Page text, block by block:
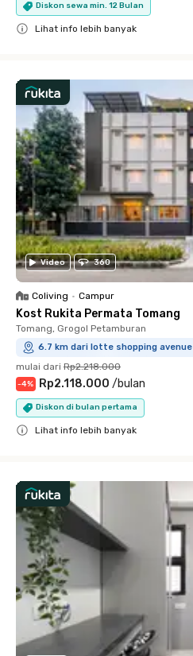
Diskon sewa min. 12 Bulan
Lihat info lebih banyak
Video 360
Coliving • Campur
Kost Rukita Permata Tomang
Tomang, Grogol Petamburan
6.7 km dari lotte shopping avenue
mulai dari Rp2.218.000
-4% Rp2.118.000 /bulan
Diskon di bulan pertama
Lihat info lebih banyak